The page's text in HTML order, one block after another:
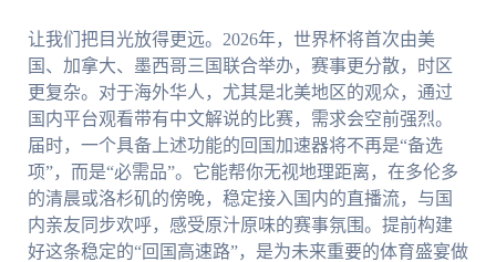
让我们把目光放得更远。2026年，世界杯将首次由美
国、加拿大、墨西哥三国联合举办，赛事更分散，时区
更复杂。对于海外华人，尤其是北美地区的观众，通过
国内平台观看带有中文解说的比赛，需求会空前强烈。
届时，一个具备上述功能的回国加速器将不再是“备选
项”，而是“必需品”。它能帮你无视地理距离，在多伦多
的清晨或洛杉矶的傍晚，稳定接入国内的直播流，与国
内亲友同步欢呼，感受原汁原味的赛事氛围。提前构建
好这条稳定的“回国高速路”，是为未来重要的体育盛宴做